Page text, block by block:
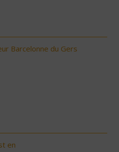
Barcelonne du Gers
en